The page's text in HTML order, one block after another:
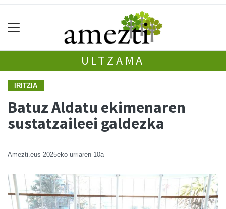
ULTZAMA
IRITZIA
Batuz Aldatu ekimenaren
sustatzaileei galdezka
Amezti.eus 2025eko urriaren 10a